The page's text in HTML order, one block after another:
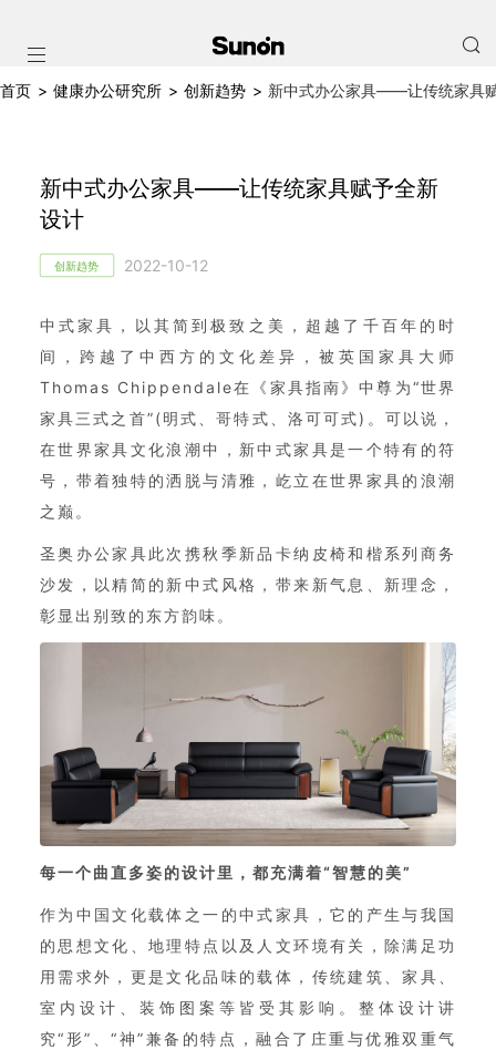
首页 > 健康办公研究所 > 创新趋势 > 新中式办公家具——让传统家具
新中式办公家具——让传统家具赋予全新
设计
创新趋势 2022-10-12
中式家具，以其简到极致之美，超越了千百年的时
间，跨越了中西方的文化差异，被英国家具大师
Thomas Chippendale在《家具指南》中尊为“世界
家具三式之首”(明式、哥特式、洛可可式)。可以说，
在世界家具文化浪潮中，新中式家具是一个特有的符
号，带着独特的洒脱与清雅，屹立在世界家具的浪潮
之巅。
圣奥办公家具此次携秋季新品卡纳皮椅和楷系列商务
沙发，以精简的新中式风格，带来新气息、新理念，
彰显出别致的东方韵味。
每一个曲直多姿的设计里，都充满着“智慧的美”
作为中国文化载体之一的中式家具，它的产生与我国
的思想文化、地理特点以及人文环境有关，除满足功
用需求外，更是文化品味的载体，传统建筑、家具、
室内设计、装饰图案等皆受其影响。整体设计讲
究“形”、“神”兼备的特点，融合了庄重与优雅双重气